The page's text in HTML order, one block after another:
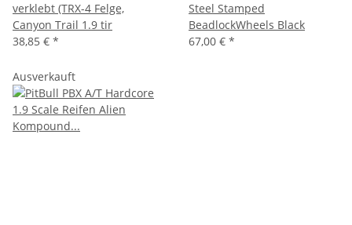
verklebt (TRX-4 Felge,
Canyon Trail 1.9 tir
38,85 € *
Steel Stamped
BeadlockWheels Black
67,00 € *
Ausverkauft